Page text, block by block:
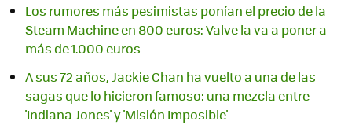
Los rumores más pesimistas ponían el precio de la
Steam Machine en 800 euros: Valve la va a poner a
más de 1.000 euros
A sus 72 años, Jackie Chan ha vuelto a una de las
sagas que lo hicieron famoso: una mezcla entre
'Indiana Jones' y 'Misión Imposible'